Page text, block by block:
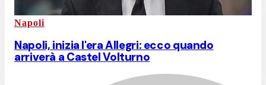
Napoli
Napoli, inizia l'era Allegri: ecco quando
arriverà a Castel Volturno